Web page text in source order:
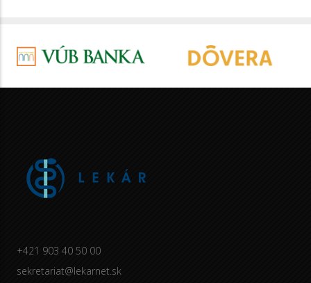
+421 903 40 50 00
sekretariat@lekarnet.sk